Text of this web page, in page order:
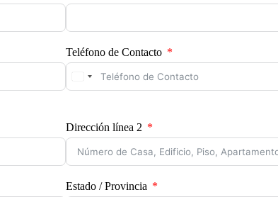
Teléfono de Contacto
Dirección línea 2
Estado / Provincia